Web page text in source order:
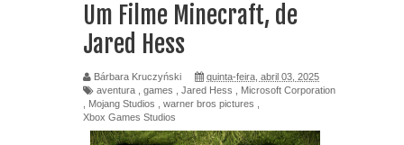
Um Filme Minecraft, de
Jared Hess
Bárbara Kruczyński
quinta-feira, abril 03, 2025
aventura
games Jared Hess
Microsoft Corporation
Mojang Studios warner bros pictures
Xbox Games Studios